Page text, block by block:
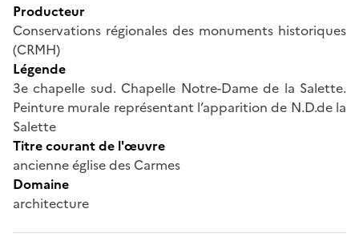
Producteur
Conservations régionales des monuments historiques
(CRMH)
Légende
3e chapelle sud. Chapelle Notre-Dame de la Salette.
Peinture murale représentant l’apparition de N.D.de la
Salette
Titre courant de l'œuvre
ancienne église des Carmes
Domaine
architecture